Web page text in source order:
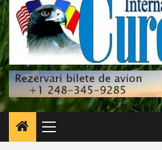
Primary
Menu